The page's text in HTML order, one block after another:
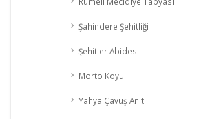
Şahindere Şehitliği
Şehitler Abidesi
Morto Koyu
Yahya Çavuş Anıtı